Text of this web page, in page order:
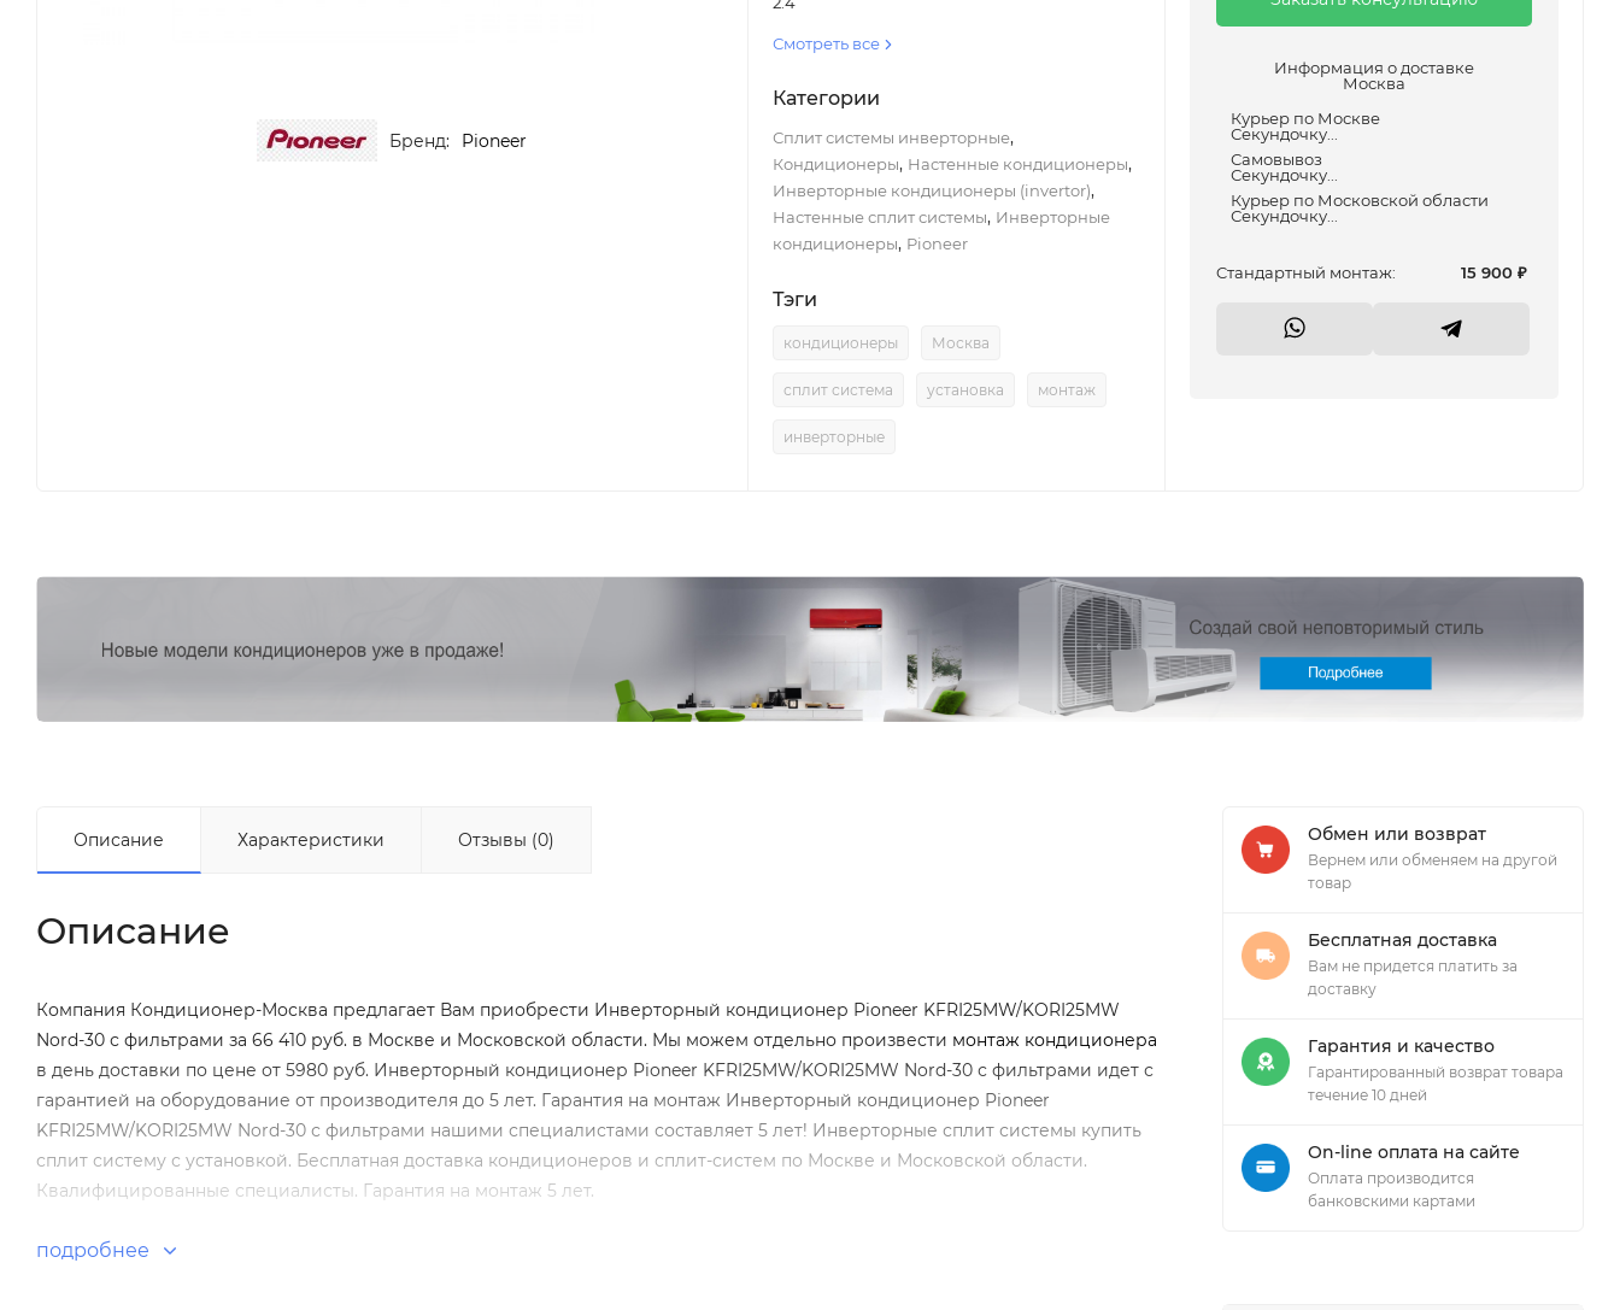
Бренд: Pioneer
Смотреть все
Категории
Сплит системы инверторные,
Кондиционеры, Настенные кондиционеры,
Инверторные кондиционеры (invertor),
Настенные сплит системы, Инверторные
кондиционеры, Pioneer
Тэги
кондиционеры Москва
сплит система установка монтаж
инверторные
Информация о доставке
Москва
Курьер по Москве
Секундочку...
Самовывоз
Секундочку...
Курьер по Московской области
Секундочку...
Cтандартный монтаж: 15 900 ₽
Описание Характеристики Отзывы (0)
Описание
Компания Кондиционер-Москва предлагает Вам приобрести Инверторный кондиционер Pioneer KFRI25MW/KORI25MW
Nord-30 с фильтрами за 66 410 руб. в Москве и Московской области. Мы можем отдельно произвести монтаж кондиционера
в день доставки по цене от 5980 руб. Инверторный кондиционер Pioneer KFRI25MW/KORI25MW Nord-30 с фильтрами идет с
гарантией на оборудование от производителя до 5 лет. Гарантия на монтаж Инверторный кондиционер Pioneer
KFRI25MW/KORI25MW Nord-30 с фильтрами нашими специалистами составляет 5 лет! Инверторные сплит системы купить
сплит систему с установкой. Бесплатная доставка кондиционеров и сплит-систем по Москве и Московской области.
Квалифицированные специалисты. Гарантия на монтаж 5 лет.
подробнее
Обмен или возврат
Вернем или обменяем на другой
товар
Бесплатная доставка
Вам не придется платить за
доставку
Гарантия и качество
Гарантированный возврат товара
течение 10 дней
On-line оплата на сайте
Оплата производится
банковскими картами